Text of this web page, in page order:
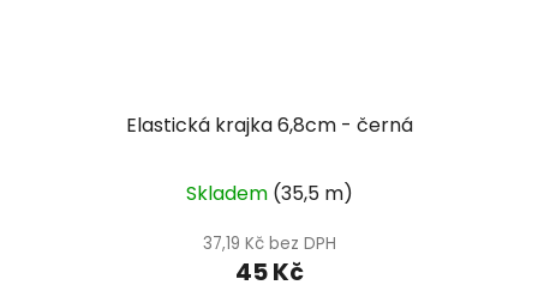
Elastická krajka 6,8cm - černá
Skladem (35,5 m)
37,19 Kč bez DPH
45 Kč